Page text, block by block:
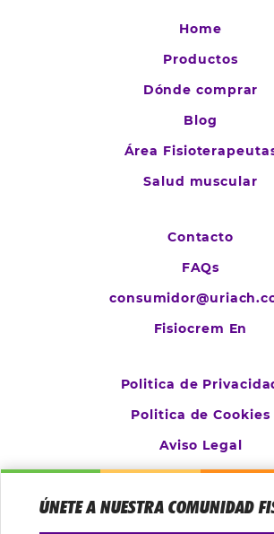
ÚNETE A NUESTRA COMUNIDAD
Home
Productos
Dónde comprar
Blog
Área
Salud muscular
Contacto
FAQs
Fisiocrem En
Politica de
Politica de Cookies
Aviso Legal
Configurar cookies